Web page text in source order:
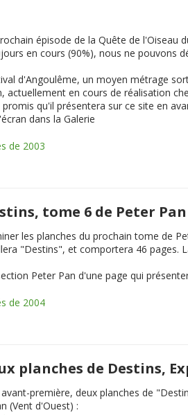
épisode de la Quête de l'Oiseau
en cours (90%), nous ne pouvons
d'Angoulême, un moyen métrage
actuellement en cours de réalisation
promis qu'il présentera sur ce site en
dans la Galerie
de 2003
tome 6 de Peter Pan
les planches du prochain tome de
"Destins", et comportera 46 pages.
Peter Pan d'une page qui
de 2004
planches de Destins,
première, deux planches de
(Vent d'Ouest) :